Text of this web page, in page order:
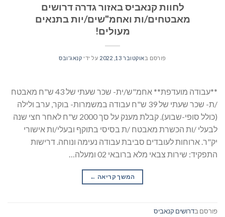
לחוות קנאביס באזור גדרה דרושים
מאבטחים/ות ואחמ"שים/יות בתנאים
מעולים!
פורסם באוקטובר 13, 2022 על ידי קנאג'ובס
**עבודה מועדפת** אחמ"ש/ית- שכר שעתי של 43 ש"ח מאבטח
/ת- שכר שעתי של 39 ש"ח עבודה במשמרות- בוקר, ערב ולילה
(כולל סופי-שבוע). קבלת מענק על סך 2000 ש"ח לאחר חצי שנה
לבעלי /ות הכשרת מאבטח /ת בסיסי בתוקף ובעלי/ות אישורי
יק"ר. ארוחות לעובדים סביבת עבודה נעימה ונוחה. דרישות
התפקיד: שירות צבאי מלא ברובאי 02 ומעלה…
המשך קריאה →
פורסם בדרושים קנאביס